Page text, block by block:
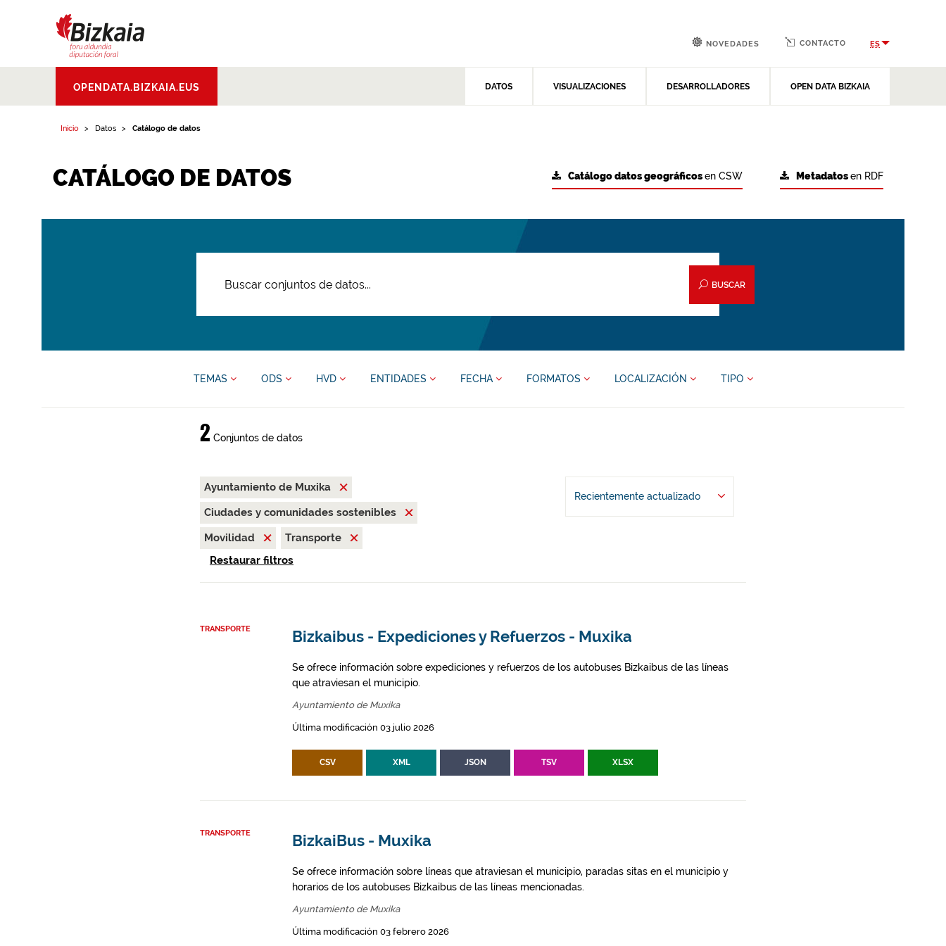
Aldundia.Diputacion
Foral de Bizkaia
OPENDATA.BIZKAIA.EUS DATOS VISUALIZACIONES DESARROLLADORES OPEN DATA BIZKAIA
NOVEDADES CONTACTO ES
Inicio Datos Catálogo de datos
CATÁLOGO DE DATOS Metadatosen RDF
Catálogo datos geográficosen CSW
BUSCAR
TEMAS ODS HVD ENTIDADES FECHA FORMATOS LOCALIZACIÓN TIPO
2 Conjuntos de datos
Ayuntamiento de Muxika
Ciudades y comunidades sostenibles
Movilidad
Transporte
Restaurar filtros
Recientemente actualizado
TRANSPORTE Bizkaibus - Expediciones y Refuerzos - Muxika
Se ofrece información sobre expediciones y refuerzos de los autobuses Bizkaibus de las líneas
que atraviesan el municipio.
Ayuntamiento de Muxika
Última modificación 03 julio 2026
CSV XML JSON TSV XLSX
TRANSPORTE BizkaiBus - Muxika
Se ofrece información sobre líneas que atraviesan el municipio, paradas sitas en el municipio y
horarios de los autobuses Bizkaibus de las líneas mencionadas.
Ayuntamiento de Muxika
Última modificación 03 febrero 2026